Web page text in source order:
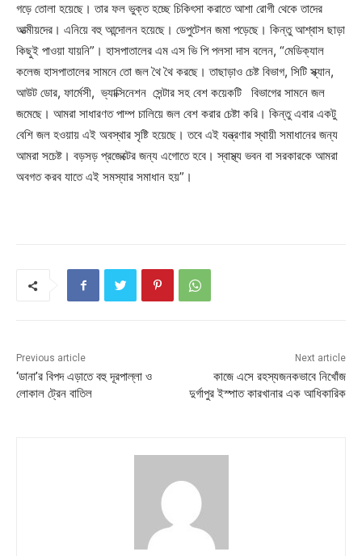
গড়ে তোলা হয়েছে। তার ফল ভুক্ত হচ্ছে চিকিৎসা করাতে আশা রোগী থেকে তাদের
আত্মীয়দের। এনিয়ে বহু আন্দোলন হয়েছে। ডেপুটেশন জমা পড়েছে। কিন্তু আশ্বাস ছাড়া
কিছুই পাওয়া যায়নি”। হাসপাতালের এম এস ভি পি পলসা দাস বলেন, “মেডিক্যাল
কলেজ হাসপাতালের সামনে তো জল থৈ থৈ করছে। তাছাড়াও চেষ্ট বিভাগ, সিটি স্ক্যান,
আউট ডোর, ফার্মেসী, ভ্যাক্সিনেশন সেন্টার সহ বেশ কয়েকটি বিভাগের সামনে জল
জমেছে। আমরা সাধারণত পাম্প চালিয়ে জল বেশ করার চেষ্টা করি। কিন্তু এবার একটু
বেশি জল হওয়ায় এই অবস্থার সৃষ্টি হয়েছে। তবে এই যন্ত্রণার স্থায়ী সমাধানের জন্য
আমরা সচেষ্ট। বড়সড় প্রজেক্টের জন্য এগোতে হবে। স্বাস্থ্য ভবন বা সরকারকে আমরা
অবগত করব যাতে এই সমস্যার সমাধান হয়”।
Previous article
‘ডানা’র বিপদ এড়াতে বহু দূরপাল্লা ও
লোকাল ট্রেন বাতিল
Next article
কাজে এসে রহস্যজনকভাবে নিখোঁজ
দুর্গাপুর ইস্পাত কারখানার এক আধিকারিক